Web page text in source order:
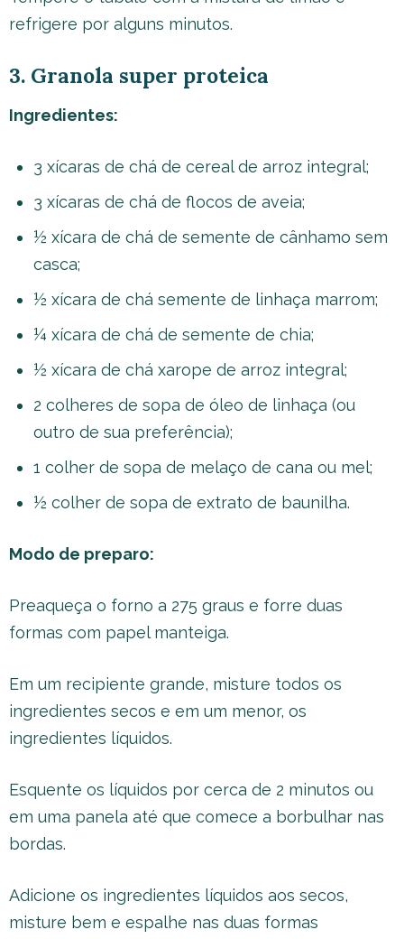
refrigere por alguns minutos.
3. Granola super proteica
Ingredientes:
3 xícaras de chá de cereal de arroz integral;
3 xícaras de chá de flocos de aveia;
½ xícara de chá de semente de cânhamo sem
casca;
½ xícara de chá semente de linhaça marrom;
¼ xícara de chá de semente de chia;
½ xícara de chá xarope de arroz integral;
2 colheres de sopa de óleo de linhaça (ou
outro de sua preferência);
1 colher de sopa de melaço de cana ou mel;
½ colher de sopa de extrato de baunilha.
Modo de preparo:
Preaqueça o forno a 275 graus e forre duas
formas com papel manteiga.
Em um recipiente grande, misture todos os
ingredientes secos e em um menor, os
ingredientes líquidos.
Esquente os líquidos por cerca de 2 minutos ou
em uma panela até que comece a borbulhar nas
bordas.
Adicione os ingredientes líquidos aos secos,
misture bem e espalhe nas duas formas